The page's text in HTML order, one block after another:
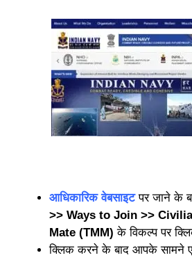
आधिकारिक वेबसाइटपर जाने के
>> Ways to Join >>
Mate (TMM) के विकल्प पर
क्लिक करने के बाद आपके सामने